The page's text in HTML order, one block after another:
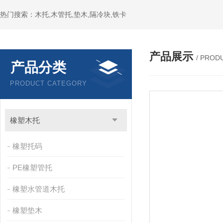
热门搜索：木托,木管托,垫木,隔冷块,铁卡
产品分类
PRODUCT CATEGORY
橡塑木托
橡塑托码
PE橡塑管托
橡塑水管道木托
橡塑垫木
产品展示 /